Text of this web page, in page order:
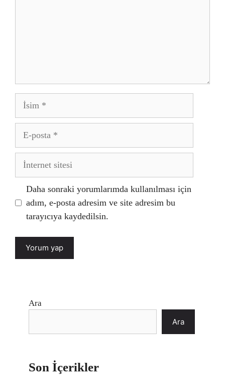
İsim
posta
İnternet
Daha sonraki yorumlarımda kullanılması için
adım, e-posta adresim ve site adresim bu
tarayıcıya kaydedilsin.
Ara
Ara
Son İçerikler